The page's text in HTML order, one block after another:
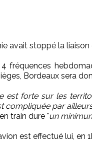
avait stoppé la liaison
fréquences
Bordeaux sera
est forte sur les
compliquée par
train dure "un
est effectué lui, en